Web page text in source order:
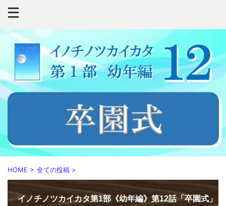
HOME > 全ての投稿 >
イノチノツカイカタ第1部《幼年編》第12話「卒園式」